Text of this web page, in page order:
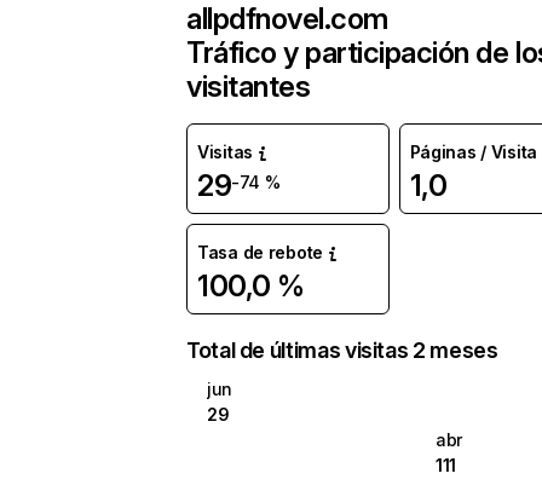
allpdfnovel.com
Tráfico y participación de
visitantes
Visitas
29-74 %
Páginas / Visita
1,0
Tasa de rebote
100,0 %
Total de últimas visitas 2 meses
jun
29
abr
111